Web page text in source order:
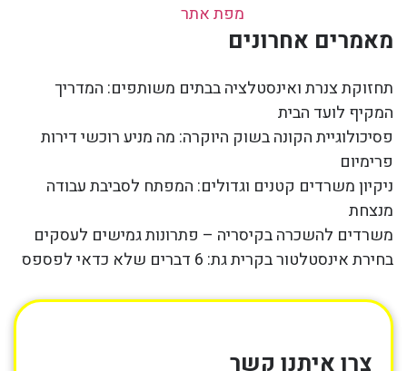
מפת אתר
מאמרים אחרונים
תחזוקת צנרת ואינסטלציה בבתים משותפים: המדריך
המקיף לועד הבית
פסיכולוגיית הקונה בשוק היוקרה: מה מניע רוכשי דירות
פרימיום
ניקיון משרדים קטנים וגדולים: המפתח לסביבת עבודה
מנצחת
משרדים להשכרה בקיסריה – פתרונות גמישים לעסקים
בחירת אינסטלטור בקרית גת: 6 דברים שלא כדאי לפספס